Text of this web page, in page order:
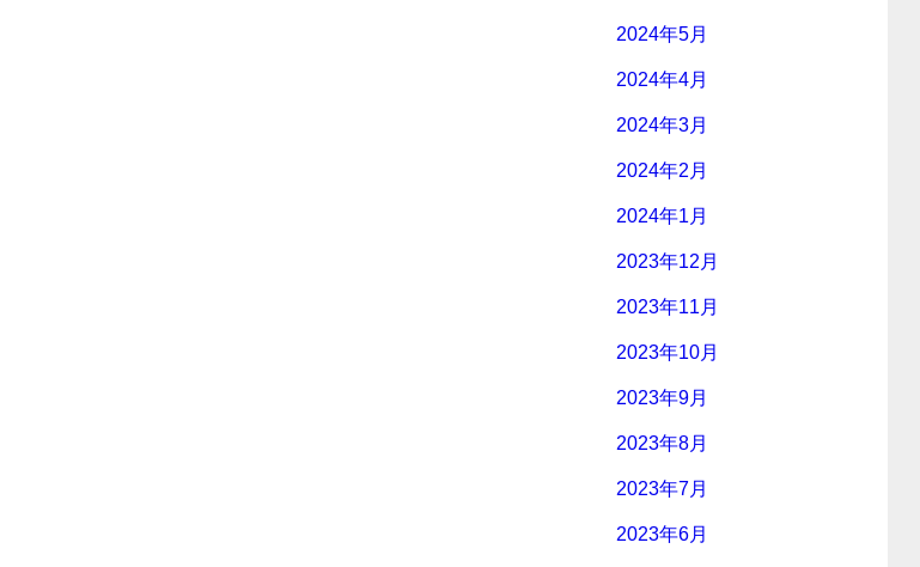
2024年5月
2024年4月
2024年3月
2024年2月
2024年1月
2023年12月
2023年11月
2023年10月
2023年9月
2023年8月
2023年7月
2023年6月